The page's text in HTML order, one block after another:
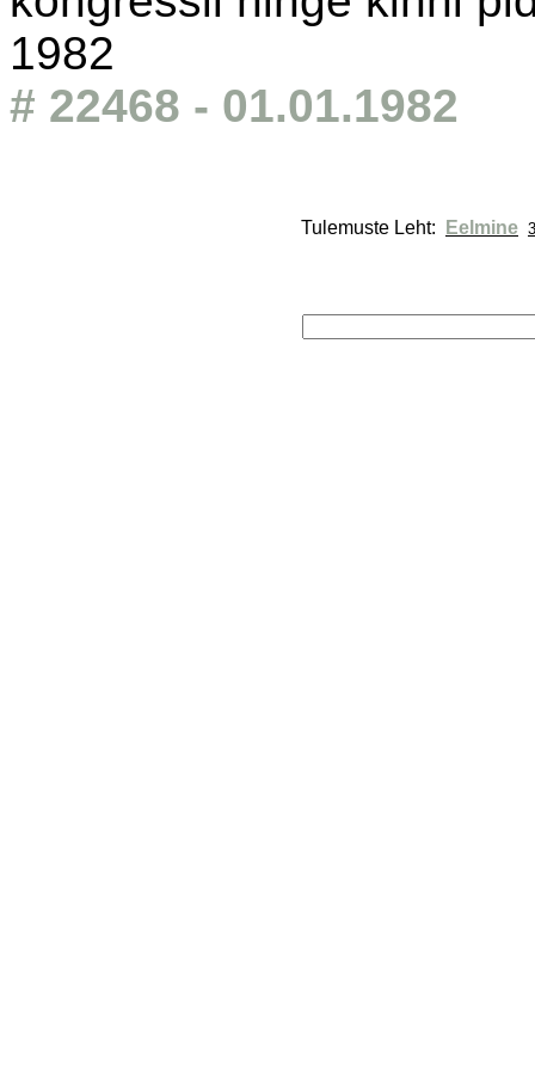
1982
# 22468 - 01.01.1982
Tulemuste Leht: Eelmine